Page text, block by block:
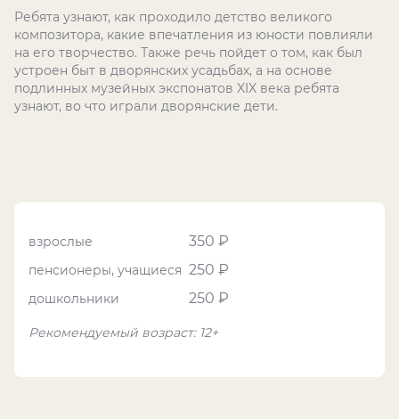
Ребята узнают, как проходило детство великого
композитора, какие впечатления из юности повлияли
на его творчество. Также речь пойдет о том, как был
устроен быт в дворянских усадьбах, а на основе
подлинных музейных экспонатов XIX века ребята
узнают, во что играли дворянские дети.
взрослые 350 ₽
пенсионеры, учащиеся 250 ₽
дошкольники 250 ₽
Рекомендуемый возраст: 12+